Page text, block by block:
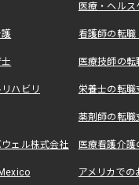
医療・ヘル
看護師の転
医療技師の
ハビリ 栄養士の転
薬剤師の転
ェル株式会社 医療看護介
アメリカで